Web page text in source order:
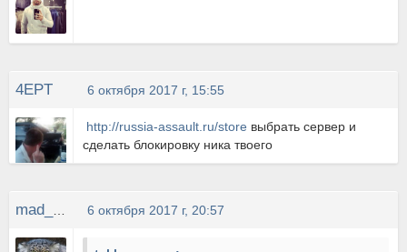
4EPT 6 октября 2017 г, 15:55
http://russia-assault.ru/store выбрать сервер и
сделать блокировку ника твоего
6 октября 2017 г, 20:57